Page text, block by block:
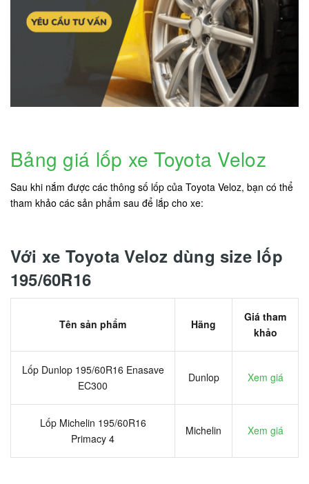
Bảng giá lốp xe Toyota Veloz
Sau khi nắm được các thông số lốp của Toyota Veloz, bạn có thể
tham khảo các sản phẩm sau để lắp cho xe:
Với xe Toyota Veloz dùng size lốp
195/60R16
Tên sản phẩm Hãng
Giá tham
khảo
Lốp Dunlop 195/60R16 Enasave
EC300
Dunlop Xem giá
Lốp Michelin 195/60R16
Primacy 4
Michelin Xem giá